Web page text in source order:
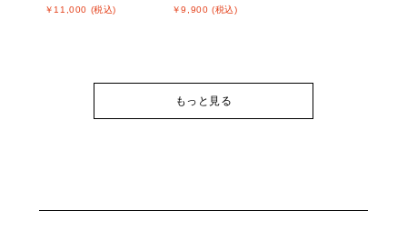
￥11,000 (税込) ￥9,900 (税込)
もっと見る